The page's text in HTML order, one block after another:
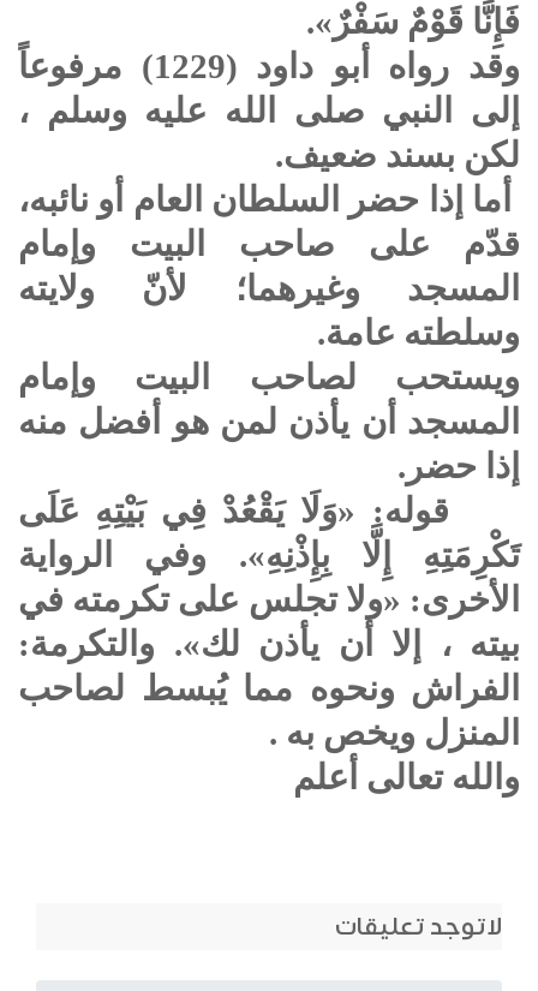
فَإِنَّا قَوْمٌ سَفْرٌ».
وقد رواه أبو داود (1229) مرفوعاً
إلى النبي صلى الله عليه وسلم ،
لكن بسند ضعيف.
أما إذا حضر السلطان العام أو نائبه،
قدّم على صاحب البيت وإمام
المسجد وغيرهما؛ لأنّ ولايته
وسلطته عامة.
ويستحب لصاحب البيت وإمام
المسجد أن يأذن لمن هو أفضل منه
إذا حضر.
قوله: «وَلَا يَقْعُدْ فِي بَيْتِهِ عَلَى
تَكْرِمَتِهِ إِلَّا بِإِذْنِهِ». وفي الرواية
الأخرى: «ولا تجلس على تكرمته في
بيته ، إلا أن يأذن لك». والتكرمة:
الفراش ونحوه مما يُبسط لصاحب
المنزل ويخص به .
والله تعالى أعلم
لاتوجد تعليقات